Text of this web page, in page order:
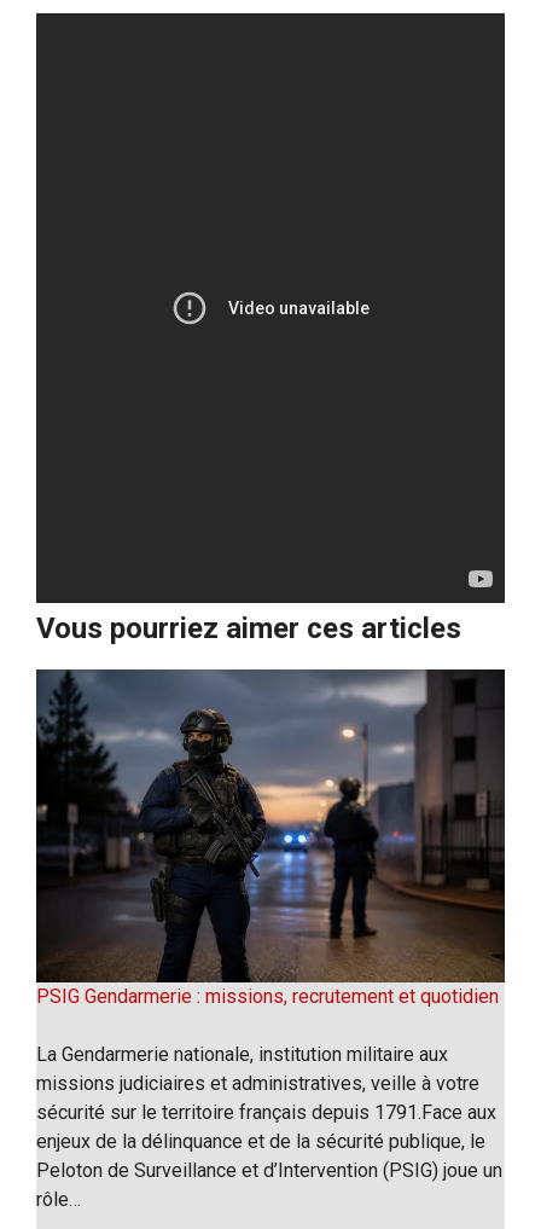
Vous pourriez aimer ces articles
PSIG Gendarmerie : missions, recrutement et quotidien
La Gendarmerie nationale, institution militaire aux
missions judiciaires et administratives, veille à votre
sécurité sur le territoire français depuis 1791.Face aux
enjeux de la délinquance et de la sécurité publique, le
Peloton de Surveillance et d’Intervention (PSIG) joue un
rôle…